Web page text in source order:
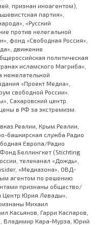
признан иноагентом),
партия»,
«Русский
против нелегальной
фонд «Свободная Россия»,
движение
политическая
исламского Магриба»,
нежелательной
«Проект Медиа»,
свободной России».
Сахаровский центр.
в РФ за экстремизм.
Крым.Реалии,
башкирская служба Радио
Европа/Радио
Беллингкет (Stichting
телеканал «Дождь»,
«Медиазона», ОВД-
агентом по решению
признаны общество/
Центр Юрия Левады»,
Михаил
Касьянов, Гарри Каспаров,
Владимир Кара-Мурза, Юрий